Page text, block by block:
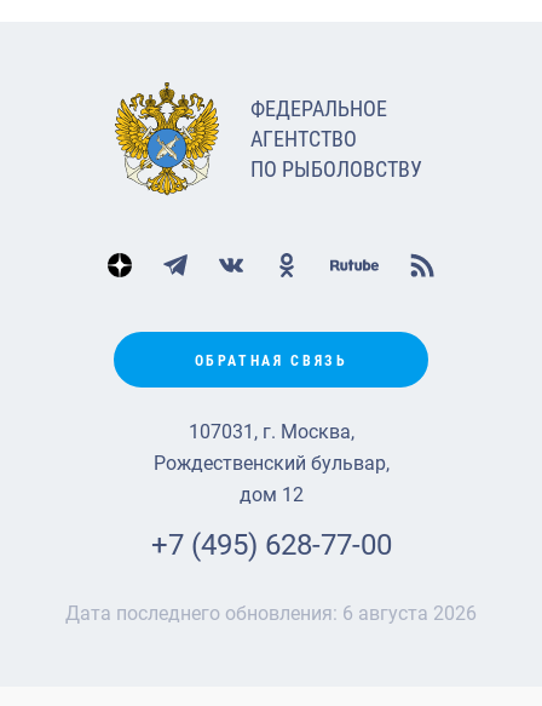
ФЕДЕРАЛЬНОЕ
АГЕНТСТВО
ПО РЫБОЛОВСТВУ
ОБРАТНАЯ СВЯЗЬ
107031, г. Москва,
Рождественский бульвар,
дом 12
+7 (495) 628-77-00
Дата последнего обновления: 6 августа 2026